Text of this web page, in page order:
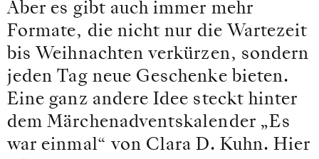
Aber es gibt auch immer mehr
Formate, die nicht nur die Wartezeit
bis Weihnachten verkürzen, sondern
jeden Tag neue Geschenke bieten.
Eine ganz andere Idee steckt hinter
dem Märchenadventskalender „Es
war einmal“ von Clara D. Kuhn. Hier